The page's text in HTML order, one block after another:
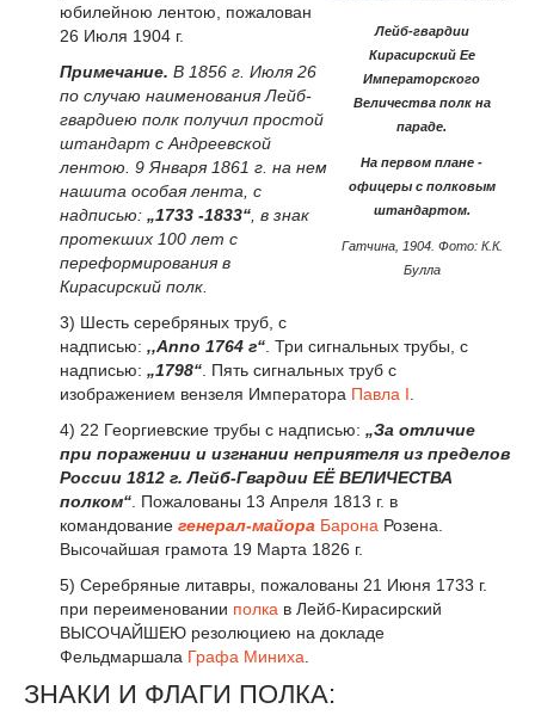
Лейб-гвардии
Кирасирский Ее
Императорского
Величества полк на
параде.
На первом плане -
офицеры с полковым
штандартом.
Гатчина, 1904. Фото: К.К.
Булла
юбилейною лентою, пожалован
26 Июля 1904 г.
Примечание. В 1856 г. Июля 26
по случаю наименования Лейб-
гвардиею полк получил простой
штандарт с Андреевской
лентою. 9 Января 1861 г. на нем
нашита особая лента, с
надписью: „1733 -1833“ , в знак
протекших 100 лет с
переформирования в
Кирасирский полк.
3) Шесть серебряных труб, с
надписью: ,,Anno 1764 г“ . Три сигнальных трубы, с
надписью: „1798“ . Пять сигнальных труб с
изображением вензеля Императора Павла I
4) 22 Георгиевские трубы с надписью: „За отличие
при поражении и изгнании неприятеля из пределов
России 1812 г. Лейб-Гвардии ЕЁ ВЕЛИЧЕСТВА
полком“ . Пожалованы 13 Апреля 1813 г. в
командование генерал-майора Барона Розена.
Высочайшая грамота 19 Марта 1826 г.
5) Серебряные литавры, пожалованы 21 Июня 1733 г.
при переименовании полка в Лейб-Кирасирский
ВЫСОЧАЙШЕЮ резолюциею на докладе
Фельдмаршала Графа Миниха
ЗНАКИ И ФЛАГИ ПОЛКА: